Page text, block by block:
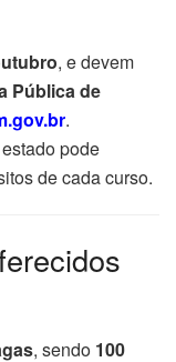
, e devem
Pública de
.
pode
de cada curso.
, sendo 100